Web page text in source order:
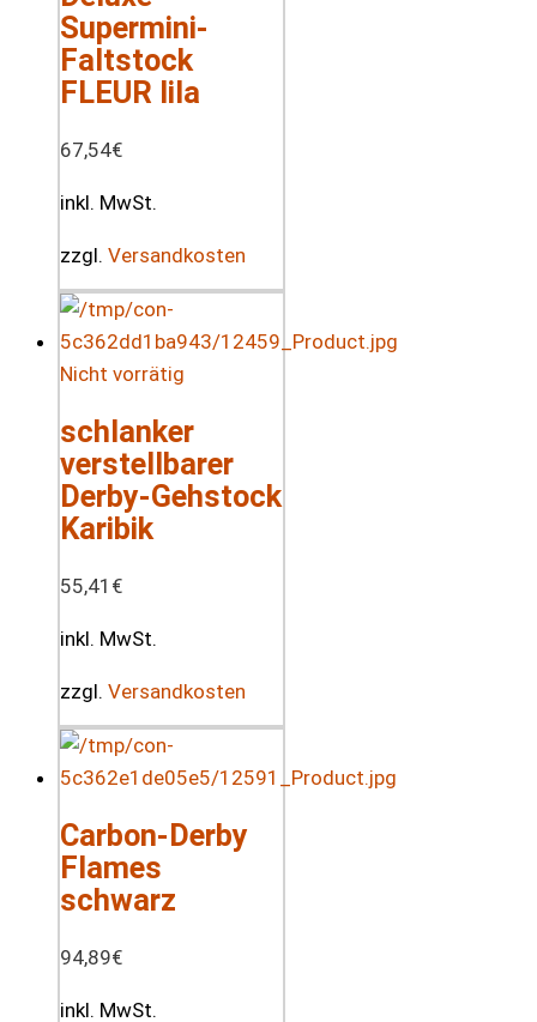
Supermini-
Faltstock
FLEUR lila
67,54€
inkl. MwSt.
zzgl. Versandkosten
Nicht vorrätig
schlanker
verstellbarer
Derby-Gehstock
Karibik
55,41 €
inkl. MwSt.
zzgl. Versandkosten
Carbon-Derby
Flames
schwarz
94,89€
inkl. MwSt.